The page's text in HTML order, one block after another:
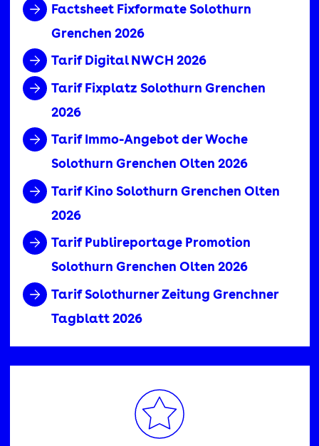
Factsheet Fixformate Solothurn
Grenchen 2026
Tarif Digital NWCH 2026
Tarif Fixplatz Solothurn Grenchen
2026
Tarif Immo-Angebot der Woche
Solothurn Grenchen Olten 2026
Tarif Kino Solothurn Grenchen Olten
2026
Tarif Publireportage Promotion
Solothurn Grenchen Olten 2026
Tarif Solothurner Zeitung Grenchner
Tagblatt 2026